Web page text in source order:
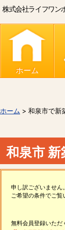
株式会社ライフワン
ホーム
ホーム > 和泉市で新
和泉市 新
申し訳ございません。
ご希望の条件でご覧
無料会員登録いただ